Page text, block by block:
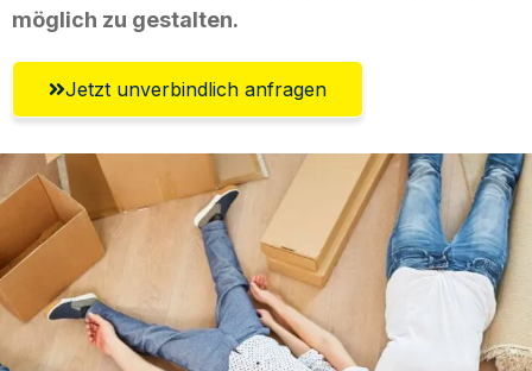
möglich zu gestalten.
Jetzt unverbindlich anfragen